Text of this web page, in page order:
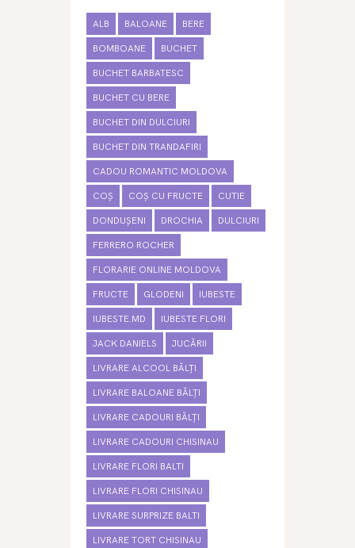
ALB BALOANE BERE
BOMBOANE BUCHET
BUCHET BARBATESC
BUCHET CU BERE
BUCHET DIN DULCIURI
BUCHET DIN TRANDAFIRI
CADOU ROMANTIC MOLDOVA
COȘ COȘ CU FRUCTE CUTIE
DONDUȘENI DROCHIA DULCIURI
FERRERO ROCHER
FLORARIE ONLINE MOLDOVA
FRUCTE GLODENI IUBESTE
IUBESTE.MD IUBESTE FLORI
JACK DANIELS JUCĂRII
LIVRARE ALCOOL BĂLȚI
LIVRARE BALOANE BĂLȚI
LIVRARE CADOURI BĂLȚI
LIVRARE CADOURI CHISINAU
LIVRARE FLORI BALTI
LIVRARE FLORI CHISINAU
LIVRARE SURPRIZE BALTI
LIVRARE TORT CHISINAU